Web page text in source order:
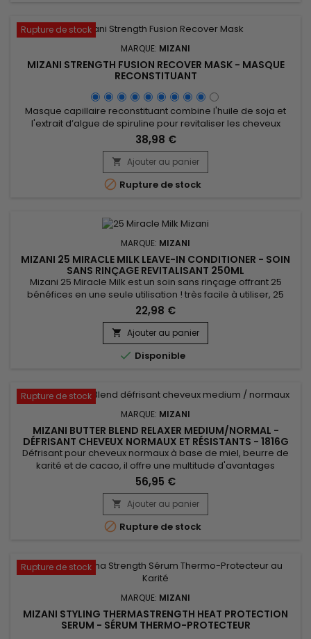
Rupture de stock
MARQUE: MIZANI
MIZANI STRENGTH FUSION RECOVER MASK - MASQUE
RECONSTITUANT
Masque capillaire reconstituant combine l'huile de soja et
l'extrait d’algue de spiruline pour revitaliser les cheveux
abîmés. Riche en protéines et en nutriments essentiels, l'huile
de soja hydrate en profondeur et améliore la texture des
cheveux, tandis que la spiruline, chargée de vitamines et de
minéraux, fortifie les cheveux et stimule leur...
38,98 €
 Ajouter au panier
 Rupture de stock
MARQUE: MIZANI
MIZANI 25 MIRACLE MILK LEAVE-IN CONDITIONER - SOIN
SANS RINÇAGE REVITALISANT 250ML
Mizani 25 Miracle Milk est un soin sans rinçage offrant 25
bénéfices en une seule utilisation ! très facile à utiliser, 25
Miracle Milk aide à démêler en douceur et réduit la casse,
protège de l'humidité et de la chaleur. &nbsp;Sans sulfates,
sans alcool, sans parabène, sans huile minérale, il hydrate et
donne souplesse aux cheveux tout en leur offrant...
22,98 €
 Ajouter au panier
 Disponible
Rupture de stock
MARQUE: MIZANI
MIZANI BUTTER BLEND RELAXER MEDIUM/NORMAL -
DÉFRISANT CHEVEUX NORMAUX ET RÉSISTANTS - 1816G
Défrisant pour cheveux normaux à base de miel, beurre de
karité et de cacao, il offre une multitude d'avantages
professionnels. En plus de lisser les cheveux, Mizani Butter
Blend Relaxer Medium/Normal les nourrit en profondeur, les
laissant incroyablement doux et soyeux. Sa formule
hydratante aide à réduire les frisottis et à contrôler les
mèches...
56,95 €
 Ajouter au panier
 Rupture de stock
Rupture de stock
MARQUE: MIZANI
MIZANI STYLING THERMASTRENGTH HEAT PROTECTION
SERUM - SÉRUM THERMO-PROTECTEUR